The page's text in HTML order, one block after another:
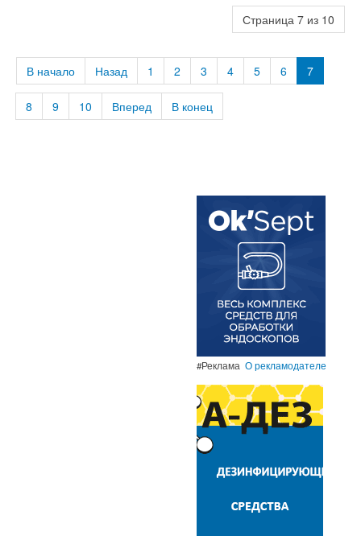
Страница 7 из 10
В начало Назад 1 2 3 4 5 6 7
8 9 10 Вперед В конец
#Реклама О рекламодателе